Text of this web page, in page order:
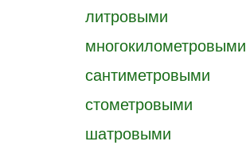
литровыми
многокилометровыми
сантиметровыми
стометровыми
шатровыми